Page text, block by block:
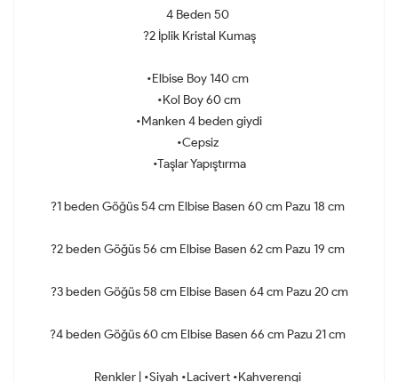
4 Beden 50
?2 İplik Kristal Kumaş
•Elbise Boy 140 cm
•Kol Boy 60 cm
•Manken 4 beden giydi
•Cepsiz
•Taşlar Yapıştırma
?1 beden Göğüs 54 cm Elbise Basen 60 cm Pazu 18 cm
?2 beden Göğüs 56 cm Elbise Basen 62 cm Pazu 19 cm
?3 beden Göğüs 58 cm Elbise Basen 64 cm Pazu 20 cm
?4 beden Göğüs 60 cm Elbise Basen 66 cm Pazu 21 cm
Renkler | •Siyah •Lacivert •Kahverengi